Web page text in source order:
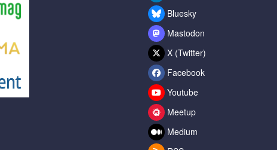
Bluesky
Mastodon
X (Twitter)
Facebook
Youtube
Meetup
Medium